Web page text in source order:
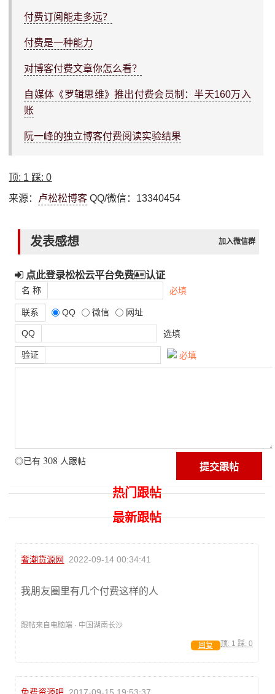
付费订阅能走多远？
付费是一种能力
对博客付费文章你怎么看？
自媒体《罗辑思维》推出付费会员制：半天160万入
账
阮一峰的独立博客付费阅读实验结果
顶: 1 踩:0
来源： 卢松松博客 QQ/微信：13340454
发表感想 加入微信群
点此登录松松云平台免费 认证
名 称 必填
联系 QQ 微信 网址
QQ 选填
验证 必填
◎已有 308 人跟帖
热门跟帖
最新跟帖
奢潮货源网 2022-09-14 00:34:41
我朋友圈里有几个付费这样的人
跟帖来自电脑端 · 中国湖南长沙
顶: 1 踩: 0
回复